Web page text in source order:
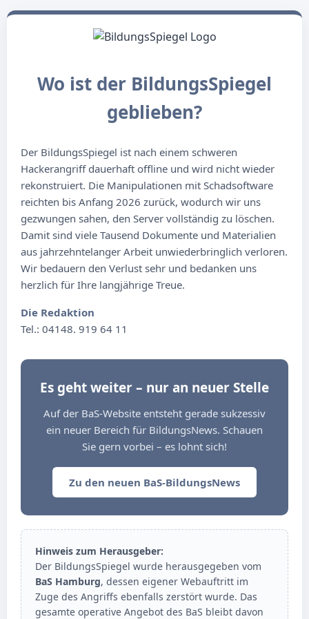
Wo ist der BildungsSpiegel
geblieben?
Der BildungsSpiegel ist nach einem schweren
Hackerangriff dauerhaft offline und wird nicht wieder
rekonstruiert. Die Manipulationen mit Schadsoftware
reichten bis Anfang 2026 zurück, wodurch wir uns
gezwungen sahen, den Server vollständig zu löschen.
Damit sind viele Tausend Dokumente und Materialien
aus jahrzehntelanger Arbeit unwiederbringlich verloren.
Wir bedauern den Verlust sehr und bedanken uns
herzlich für Ihre langjährige Treue.
Die Redaktion
Tel.: 04148. 919 64 11
Es geht weiter – nur an neuer Stelle
Auf der BaS-Website entsteht gerade sukzessiv
ein neuer Bereich für BildungsNews. Schauen
Sie gern vorbei – es lohnt sich!
Zu den neuen BaS-BildungsNews
Hinweis zum Herausgeber:
Der BildungsSpiegel wurde herausgegeben vom
BaS Hamburg, dessen eigener Webauftritt im
Zuge des Angriffs ebenfalls zerstört wurde. Das
gesamte operative Angebot des BaS bleibt davon